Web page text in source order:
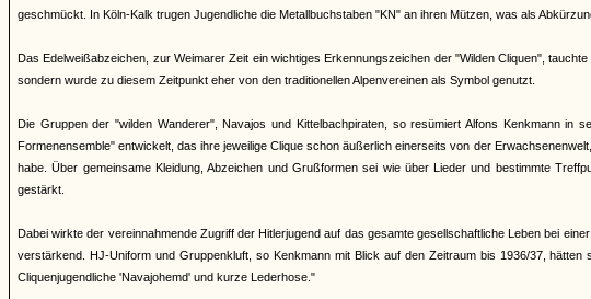
geschmückt. In Köln-Kalk trugen Jugendliche die Metallbuchstaben "KN" an ihren Mützen, was als
Das Edelweißabzeichen, zur Weimarer Zeit ein wichtiges Erkennungszeichen der "Wilden Cliquen",
sondern wurde zu diesem Zeitpunkt eher von den traditionellen Alpenvereinen als Symbol genutzt.
Die Gruppen der "wilden Wanderer", Navajos und Kittelbachpiraten, so resümiert Alfons Kenkmann in
Formenensemble" entwickelt, das ihre jeweilige Clique schon äußerlich einerseits von der
habe. Über gemeinsame Kleidung, Abzeichen und Grußformen sei wie über Lieder und bestimmte
gestärkt.
Dabei wirkte der vereinnahmende Zugriff der Hitlerjugend auf das gesamte gesellschaftliche Leben bei
verstärkend. HJ-Uniform und Gruppenkluft, so Kenkmann mit Blick auf den Zeitraum bis 1936/37,
Cliquenjugendliche 'Navajohemd' und kurze Lederhose."